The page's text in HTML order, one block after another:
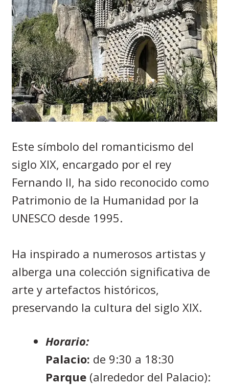
Este símbolo del romanticismo del
siglo XIX, encargado por el rey
Fernando II, ha sido reconocido como
Patrimonio de la Humanidad por la
UNESCO desde 1995.
Ha inspirado a numerosos artistas y
alberga una colección significativa de
arte y artefactos históricos,
preservando la cultura del siglo XIX.
Horario:
Palacio: de 9:30 a 18:30
Parque (alrededor del Palacio):